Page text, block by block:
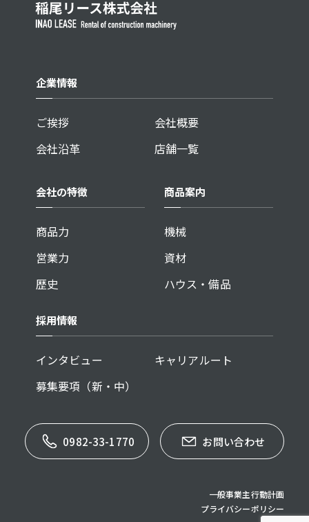
企業情報
ご挨拶
会社概要
会社沿革
店舗一覧
会社の特徴
商品力
営業力
歴史
商品案内
機械
資材
ハウス・備品
採用情報
インタビュー
キャリアルート
募集要項（新・中）
0982-33-1770 お問い合わせ
一般事業主行動計画
プライバシーポリシー